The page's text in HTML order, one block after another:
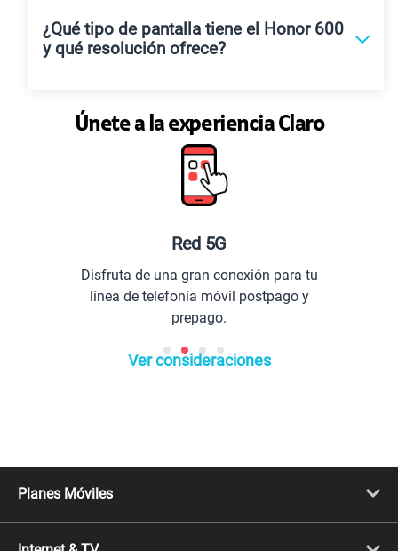
¿Qué tipo de pantalla tiene el Honor 600
y qué resolución ofrece?
Únete a la experiencia Claro
Red 5G
Disfruta de una gran conexión para tu
línea de telefonía móvil postpago y
prepago.
Ver consideraciones
Planes Móviles
Línea Nueva